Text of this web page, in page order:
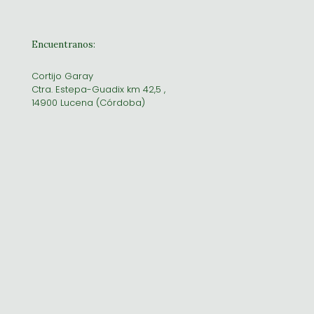
Encuentranos:
Cortijo Garay
Ctra. Estepa-Guadix km 42,5 ,
14900 Lucena (Córdoba)